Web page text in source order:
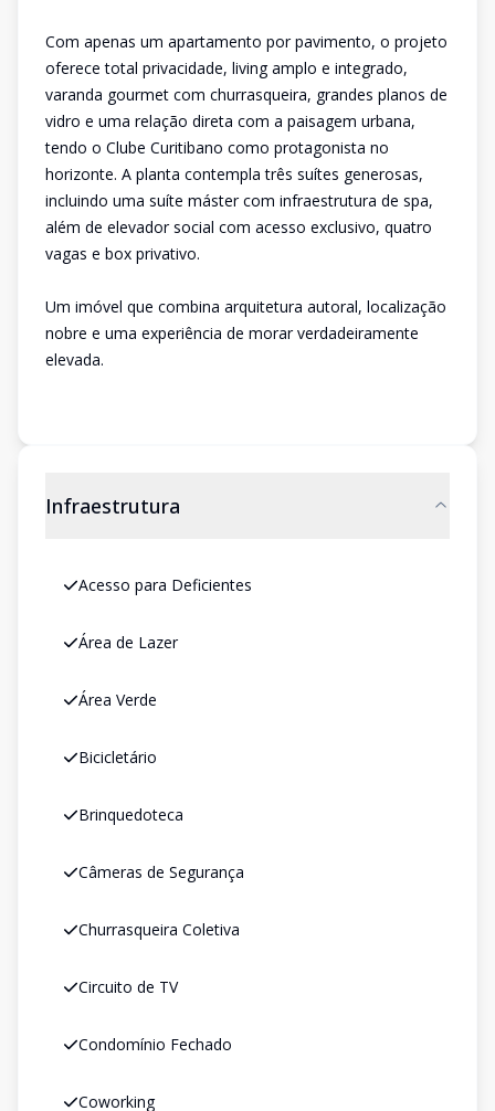
Com apenas um apartamento por pavimento, o projeto
oferece total privacidade, living amplo e integrado,
varanda gourmet com churrasqueira, grandes planos de
vidro e uma relação direta com a paisagem urbana,
tendo o Clube Curitibano como protagonista no
horizonte. A planta contempla três suítes generosas,
incluindo uma suíte máster com infraestrutura de spa,
além de elevador social com acesso exclusivo, quatro
vagas e box privativo.
Um imóvel que combina arquitetura autoral, localização
nobre e uma experiência de morar verdadeiramente
elevada.
Infraestrutura
Acesso para Deficientes
Área de Lazer
Área Verde
Bicicletário
Brinquedoteca
Câmeras de Segurança
Churrasqueira Coletiva
Circuito de TV
Condomínio Fechado
Coworking